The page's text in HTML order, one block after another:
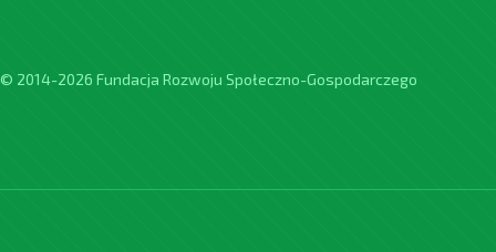
© 2014-2026 Fundacja Rozwoju Społeczno-Gospodarczego